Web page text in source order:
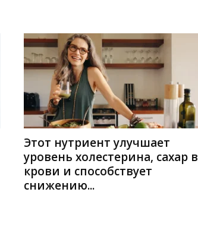
Этот нутриент улучшает
уровень холестерина, сахар в
крови и способствует
снижению...